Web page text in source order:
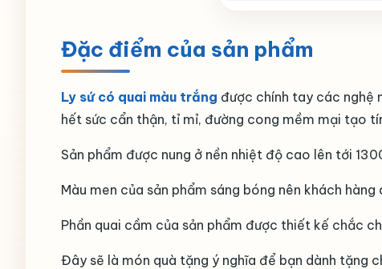
Đặc điểm của sản phẩm
Ly sứ có quai màu trắng được chính tay các nghệ
hết sức cẩn thận, tỉ mỉ, đường cong mềm mại tạo
Sản phẩm được nung ở nền nhiệt độ cao lên tới
Màu men của sản phẩm sáng bóng nên khách
Phần quai cầm của sản phẩm được thiết kế chắc
Đây sẽ là món quà tặng ý nghĩa để bạn dành tặng